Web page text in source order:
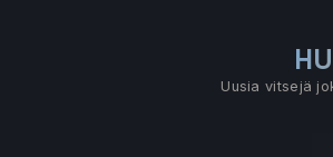
Uusia vitsejä